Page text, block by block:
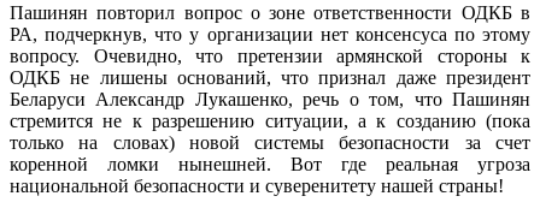
Пашинян повторил вопрос о зоне ответственности ОДКБ в
РА, подчеркнув, что у организации нет консенсуса по этому
вопросу. Очевидно, что претензии армянской стороны к
ОДКБ не лишены оснований, что признал даже президент
Беларуси Александр Лукашенко, речь о том, что Пашинян
стремится не к разрешению ситуации, а к созданию (пока
только на словах) новой системы безопасности за счет
коренной ломки нынешней. Вот где реальная угроза
национальной безопасности и суверенитету нашей страны!